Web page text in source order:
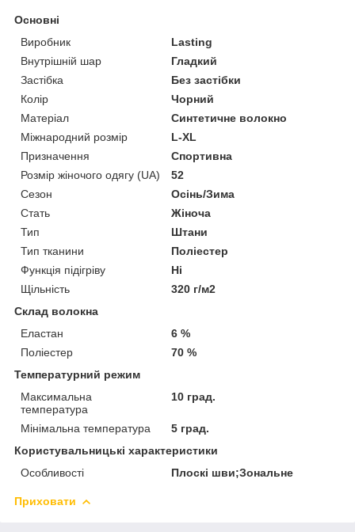
Основні
Виробник
Lasting
Внутрішній шар
Гладкий
Застібка
Без застібки
Колір
Чорний
Матеріал
Синтетичне волокно
Міжнародний розмір
L-XL
Призначення
Спортивна
Розмір жіночого одягу (UA)
52
Сезон
Осінь/Зима
Стать
Жіноча
Тип
Штани
Тип тканини
Поліестер
Функція підігріву
Ні
Щільність
320 г/м2
Склад волокна
Еластан
6 %
Поліестер
70 %
Температурний режим
Максимальна
температура
10 град.
Мінімальна температура
5 град.
Користувальницькі характеристики
Особливості
Плоскі шви;Зональне
Приховати